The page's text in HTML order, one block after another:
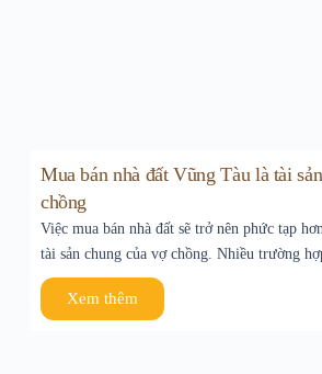
Mua bán nhà đất Vũng Tàu là tài
chồng
Việc mua bán nhà đất sẽ trở nên phức tạp
tài sản chung của vợ chồng. Nhiều trường
Xem thêm